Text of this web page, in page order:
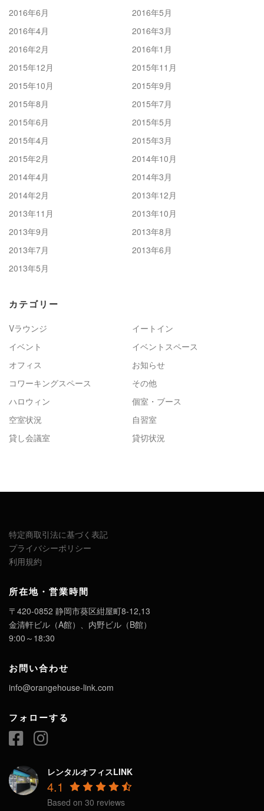
2016年6月
2016年5月
2016年4月
2016年3月
2016年2月
2016年1月
2015年12月
2015年11月
2015年10月
2015年9月
2015年8月
2015年7月
2015年6月
2015年5月
2015年4月
2015年3月
2015年2月
2014年10月
2014年4月
2014年3月
2014年2月
2013年12月
2013年11月
2013年10月
2013年9月
2013年8月
2013年7月
2013年6月
2013年5月
カテゴリー
Vラウンジ
イートイン
イベント
イベントスペース
オフィス
お知らせ
コワーキングスペース
その他
ハロウィン
個室・ブース
空室状況
自習室
貸し会議室
貸切状況
特定商取引法に基づく表記
プライバシーポリシー
利用規約
所在地・営業時間
〒420-0852 静岡市葵区紺屋町8-12,13
金清軒ビル（A館）、内野ビル（B館）
9:00～18:30
お問い合わせ
info@orangehouse-link.com
フォローする
レンタルオフィスLINK
4.1
Based on 30 reviews